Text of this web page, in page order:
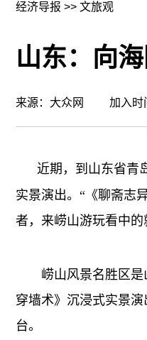
经济导报 >> 文旅观
山东：向
来源：大众网 加入时
近期，到山东省青
实景演出。“《聊斋志
者，来崂山游玩看中
崂山风景名胜区是山
穿墙术》沉浸式实景
台。